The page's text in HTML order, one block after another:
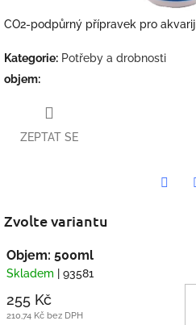
CO2-podpůrný přípravek pro
Kategorie: Potřeby a drobnosti
objem:
ZEPTAT SE
Zvolte variantu
Objem: 500ml
Skladem | 93581
255 Kč
210,74 Kč bez DPH